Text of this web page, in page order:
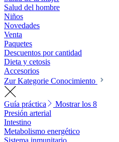
Salud del hombre
Niños
Novedades
Venta
Paquetes
Descuentos por cantidad
Dieta y cetosis
Accesorios
Zur Kategorie Conocimiento
Guía práctica
Mostrar los 8
Presión arterial
Intestino
Metabolismo energético